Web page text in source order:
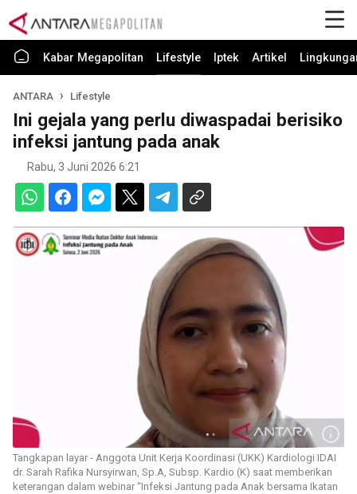
Kabar Megapolitan Lifestyle Iptek Artikel
ANTARA Lifestyle
Ini gejala yang perlu diwaspadai berisiko
infeksi jantung pada anak
Rabu, 3 Juni 2026 6:21
Tangkapan layar - Anggota Unit Kerja Koordinasi (UKK) Kardiologi IDAI
dr. Sarah Rafika Nursyirwan, Sp.A, Subsp. Kardio (K) saat memberikan
keterangan dalam webinar “Infeksi Jantung pada Anak bersama Ikatan